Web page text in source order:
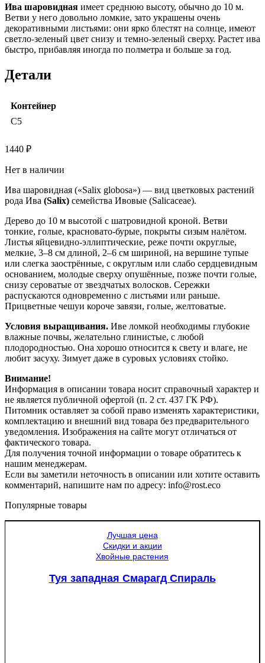
Ива шаровидная имеет среднюю высоту, обычно до 10 м.
Ветви у него довольно ломкие, зато украшены очень
декоративными листьями: они ярко блестят на солнце, имеют
светло-зеленый цвет снизу и темно-зеленый сверху. Растет ива
быстро, прибавляя иногда по полметра и больше за год.
Детали
Контейнер
C5
1440 ₽
Нет в наличии
Ива шаровидная («Salix globosa») — вид цветковых растений
рода Ива (Salix) семейства Ивовые (Salicaceae).
Дерево до 10 м высотой с шатровидной кроной. Ветви
тонкие, голые, красновато-бурые, покрыты сизым налётом.
Листья яйцевидно-эллиптические, реже почти округлые,
мелкие, 3–8 см длиной, 2–6 см шириной, на вершине тупые
или слегка заострённые, с округлым или слабо сердцевидным
основанием, молодые сверху опушённые, позже почти голые,
снизу сероватые от звездчатых волосков. Сережки
распускаются одновременно с листьями или раньше.
Прицветные чешуи короче завязи, голые, желтоватые.
Условия выращивания. Иве ломкой необходимы глубокие
влажные почвы, желательно глинистые, с любой
плодородностью. Она хорошо относится к свету и влаге, не
любит засуху. Зимует даже в суровых условиях стойко.
Внимание!
Информация в описании товара носит справочный характер и
не является публичной офертой (п. 2 ст. 437 ГК РФ).
Питомник оставляет за собой право изменять характеристики,
комплектацию и внешний вид товара без предварительного
уведомления. Изображения на сайте могут отличаться от
фактического товара.
Для получения точной информации о товаре обратитесь к
нашим менеджерам.
Если вы заметили неточность в описании или хотите оставить
комментарий, напишите нам по адресу: info@rost.eco
Популярные товары
Лучшая цена
Скидки и акции
Хвойные растения
Туя западная Смарагд Спираль